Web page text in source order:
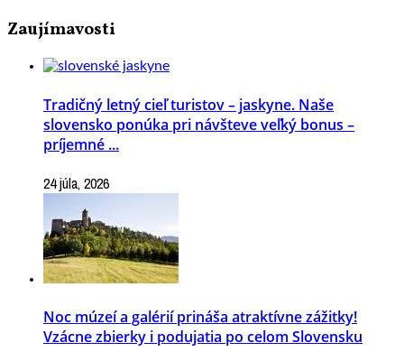
Zaujímavosti
Tradičný letný cieľ turistov – jaskyne. Naše
slovensko ponúka pri návšteve veľký bonus –
príjemné ...
24 júla, 2026
Noc múzeí a galérií prináša atraktívne zážitky!
Vzácne zbierky i podujatia po celom Slovensku